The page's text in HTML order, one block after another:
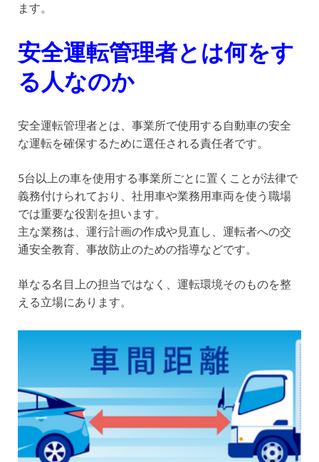
ます。
安全運転管理者とは何をす
る人なのか
安全運転管理者とは、事業所で使用する自動車の安全
な運転を確保するために選任される責任者です。
5台以上の車を使用する事業所ごとに置くことが法律で
義務付けられており、社用車や業務用車両を使う職場
では重要な役割を担います。
主な業務は、運行計画の作成や見直し、運転者への交
通安全教育、事故防止のための指導などです。
単なる名目上の担当ではなく、運転環境そのものを整
える立場にあります。